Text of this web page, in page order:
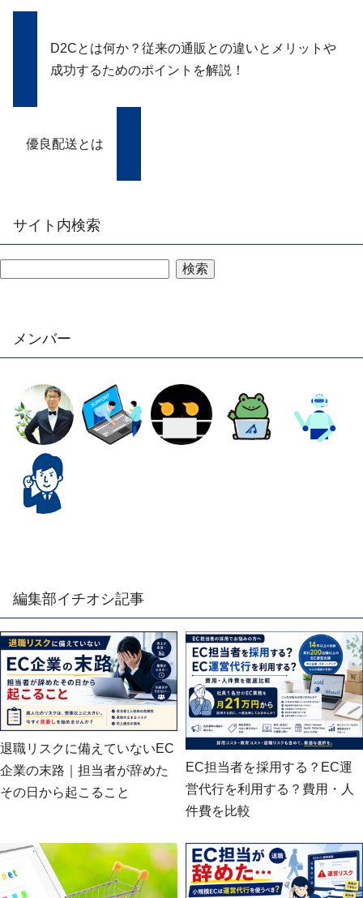
D2Cとは何か？従来の通販との違いとメリットや
成功するためのポイントを解説！
優良配送とは
サイト内検索
検索
メンバー
編集部イチオシ記事
退職リスクに備えていないEC
企業の末路｜担当者が辞めた
その日から起こること
EC担当者を採用する？EC運
営代行を利用する？費用・人
件費を比較